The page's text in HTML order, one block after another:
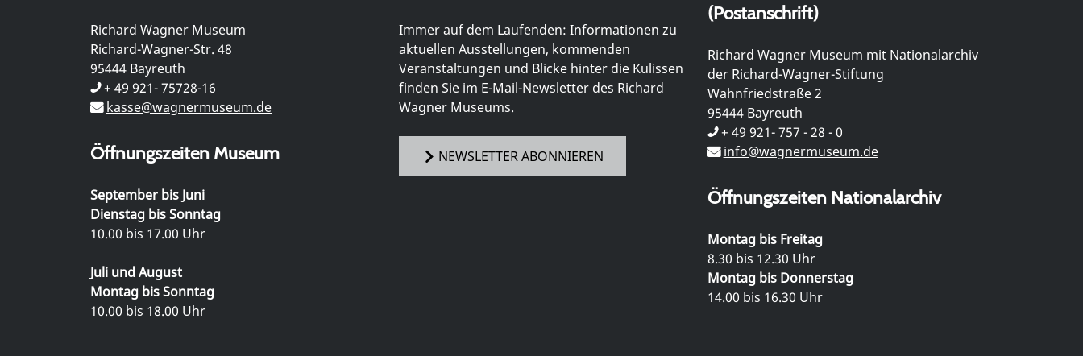
Richard Wagner Museum
Richard-Wagner-Str. 48
95444 Bayreuth
+ 49 921- 75728-16
kasse@wagnermuseum.de
Öffnungszeiten Museum
September bis Juni
Dienstag bis Sonntag
10.00 bis 17.00 Uhr
Juli und August
Montag bis Sonntag
10.00 bis 18.00 Uhr
Immer auf dem Laufenden: Informationen zu
aktuellen Ausstellungen, kommenden
Veranstaltungen und Blicke hinter die Kulissen
finden Sie im E-Mail-Newsletter des Richard
Wagner Museums.
NEWSLETTER ABONNIEREN
(Postanschrift)
Richard Wagner Museum mit Nationalarchiv
der Richard-Wagner-Stiftung
Wahnfriedstraße 2
95444 Bayreuth
+ 49 921- 757 - 28 - 0
info@wagnermuseum.de
Öffnungszeiten Nationalarchiv
Montag bis Freitag
8.30 bis 12.30 Uhr
Montag bis Donnerstag
14.00 bis 16.30 Uhr